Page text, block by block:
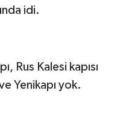
idi.
Rus Kalesi kapısı
Yenikapı yok.